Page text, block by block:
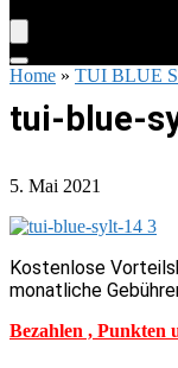
Home » TUI BLUE
tui-blue-
5. Mai 2021
Kostenlose
monatliche
Bezahlen , Punkten